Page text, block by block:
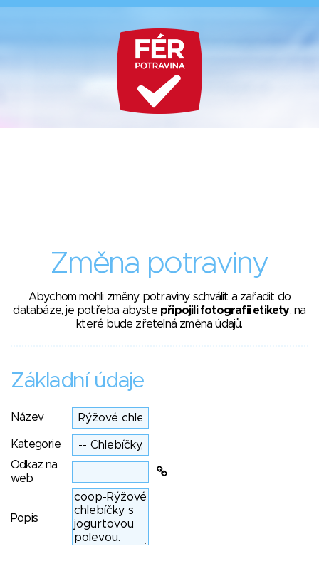
Změna potraviny
Abychom mohli změny potraviny schválit a zařadit do
databáze, je potřeba abyste připojili fotografii etikety, na
které bude zřetelná změna údajů.
Základní údaje
Název
Kategorie
Odkaz na
web
Popis